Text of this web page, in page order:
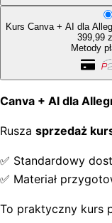
Kurs Canva + AI dla
399,99
Metody
Canva + AI dla
Rusza sprzedaż
✅ Standardowy
✅ Materiał
To praktyczny kurs